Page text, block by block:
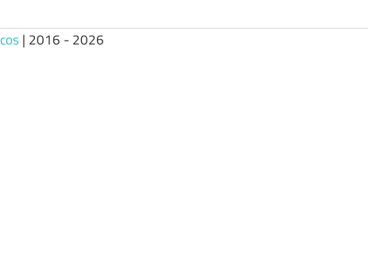
| 2016 - 2026